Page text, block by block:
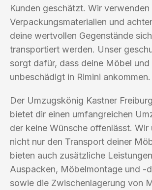
Kunden geschätzt. Wir
Verpackungsmaterialien und
deine wertvollen Gegenstände
transportiert werden. Unser
sorgt dafür, dass deine Möbel und
unbeschädigt in Rimini ankommen.
Der Umzugskönig Kastner
bietet dir einen umfangreichen
der keine Wünsche offenlässt. Wir
nicht nur den Transport deiner
bieten auch zusätzliche
Auspacken, Möbelmontage und -
sowie die Zwischenlagerung von